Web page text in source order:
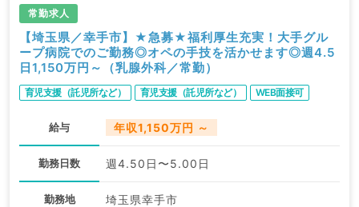
常勤求人
【埼玉県／幸手市】★急募★福利厚生充実！大手グル
ープ病院でのご勤務◎オペの手技を活かせます◎週4.5
日1,150万円～（乳腺外科／常勤）
育児支援（託児所など） 育児支援（託児所など） WEB面接可
給与 年収1,150万円 ～
勤務日数 週4.50日〜5.00日
勤務地 埼玉県幸手市